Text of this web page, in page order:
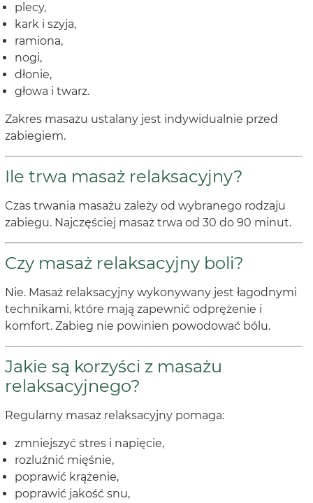
plecy,
kark i szyja,
ramiona,
nogi,
dłonie,
głowa i twarz.
Zakres masażu ustalany jest indywidualnie przed
zabiegiem.
Ile trwa masaż relaksacyjny?
Czas trwania masażu zależy od wybranego rodzaju
zabiegu. Najczęściej masaż trwa od 30 do 90 minut.
Czy masaż relaksacyjny boli?
Nie. Masaż relaksacyjny wykonywany jest łagodnymi
technikami, które mają zapewnić odprężenie i
komfort. Zabieg nie powinien powodować bólu.
Jakie są korzyści z masażu
relaksacyjnego?
Regularny masaż relaksacyjny pomaga:
zmniejszyć stres i napięcie,
rozluźnić mięśnie,
poprawić krążenie,
poprawić jakość snu,